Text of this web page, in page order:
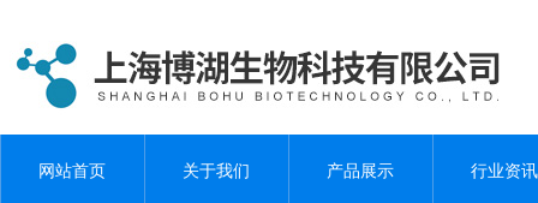
网站首页 关于我们 产品展示 行业资讯